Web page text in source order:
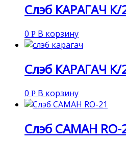
Слэб КАРАГАЧ К/
0 Р В корзину
Слэб КАРАГАЧ К/
0 Р В корзину
Слэб САМАН RO-